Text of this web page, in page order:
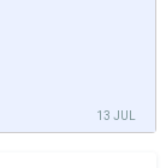
13 JUL